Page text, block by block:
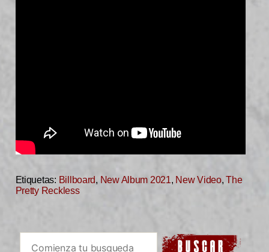
Etiquetas: Billboard, New Album 2021, New Video,The
Pretty Reckless